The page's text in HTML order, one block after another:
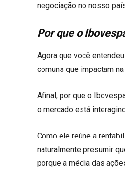
negociação no nosso
Por que o
Agora que você
comuns que impactam
Afinal, por que o
o mercado está
Como ele reúne a
naturalmente presumir
porque a média das